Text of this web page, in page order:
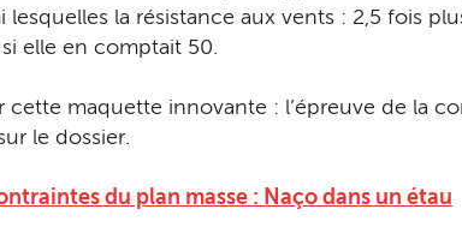
lesquelles la résistance aux vents : 2,5 fois
elle en comptait 50.
cette maquette innovante : l’épreuve de la
le dossier.
du plan masse : Naço dans un étau